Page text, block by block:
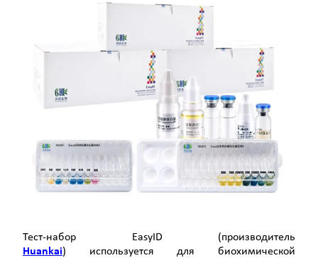
Тест-набор EasyID (производитель
Huankai) используется для биохимической